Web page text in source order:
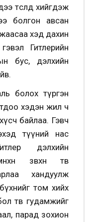
төсөлд хийгдэж
болгон авсан
хэд дахин
Гитлерийн
бус, дэлхийн
болох түргэн
хэдэн жил ч
байлаа. Гэвч
түүний нас
дэлхийн
зөвхөн төв
хандуулж
том хийх
төв гудамжийг
парад зохион